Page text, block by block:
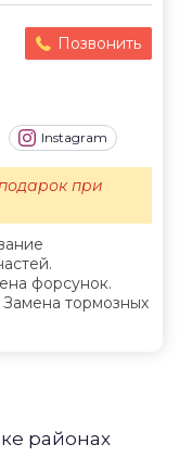
Позвонить
Instagram
форсунок.
тормозных
при
районах